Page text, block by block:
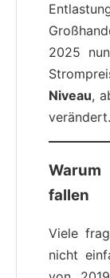
2025
Niveau,
verändert.
fallen
Viele
nicht